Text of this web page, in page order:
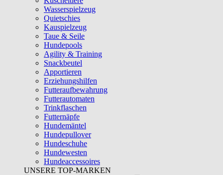
Wasserspielzeug
Quietschies
Kauspielzeug
Taue & Seile
Hundepools
Agility & Training
Snackbeutel
Apportieren
Erziehungshilfen
Futteraufbewahrung
Futterautomaten
Trinkflaschen
Futternäpfe
Hundemäntel
Hundepullover
Hundeschuhe
Hundewesten
Hundeaccessoires
UNSERE TOP-MARKEN